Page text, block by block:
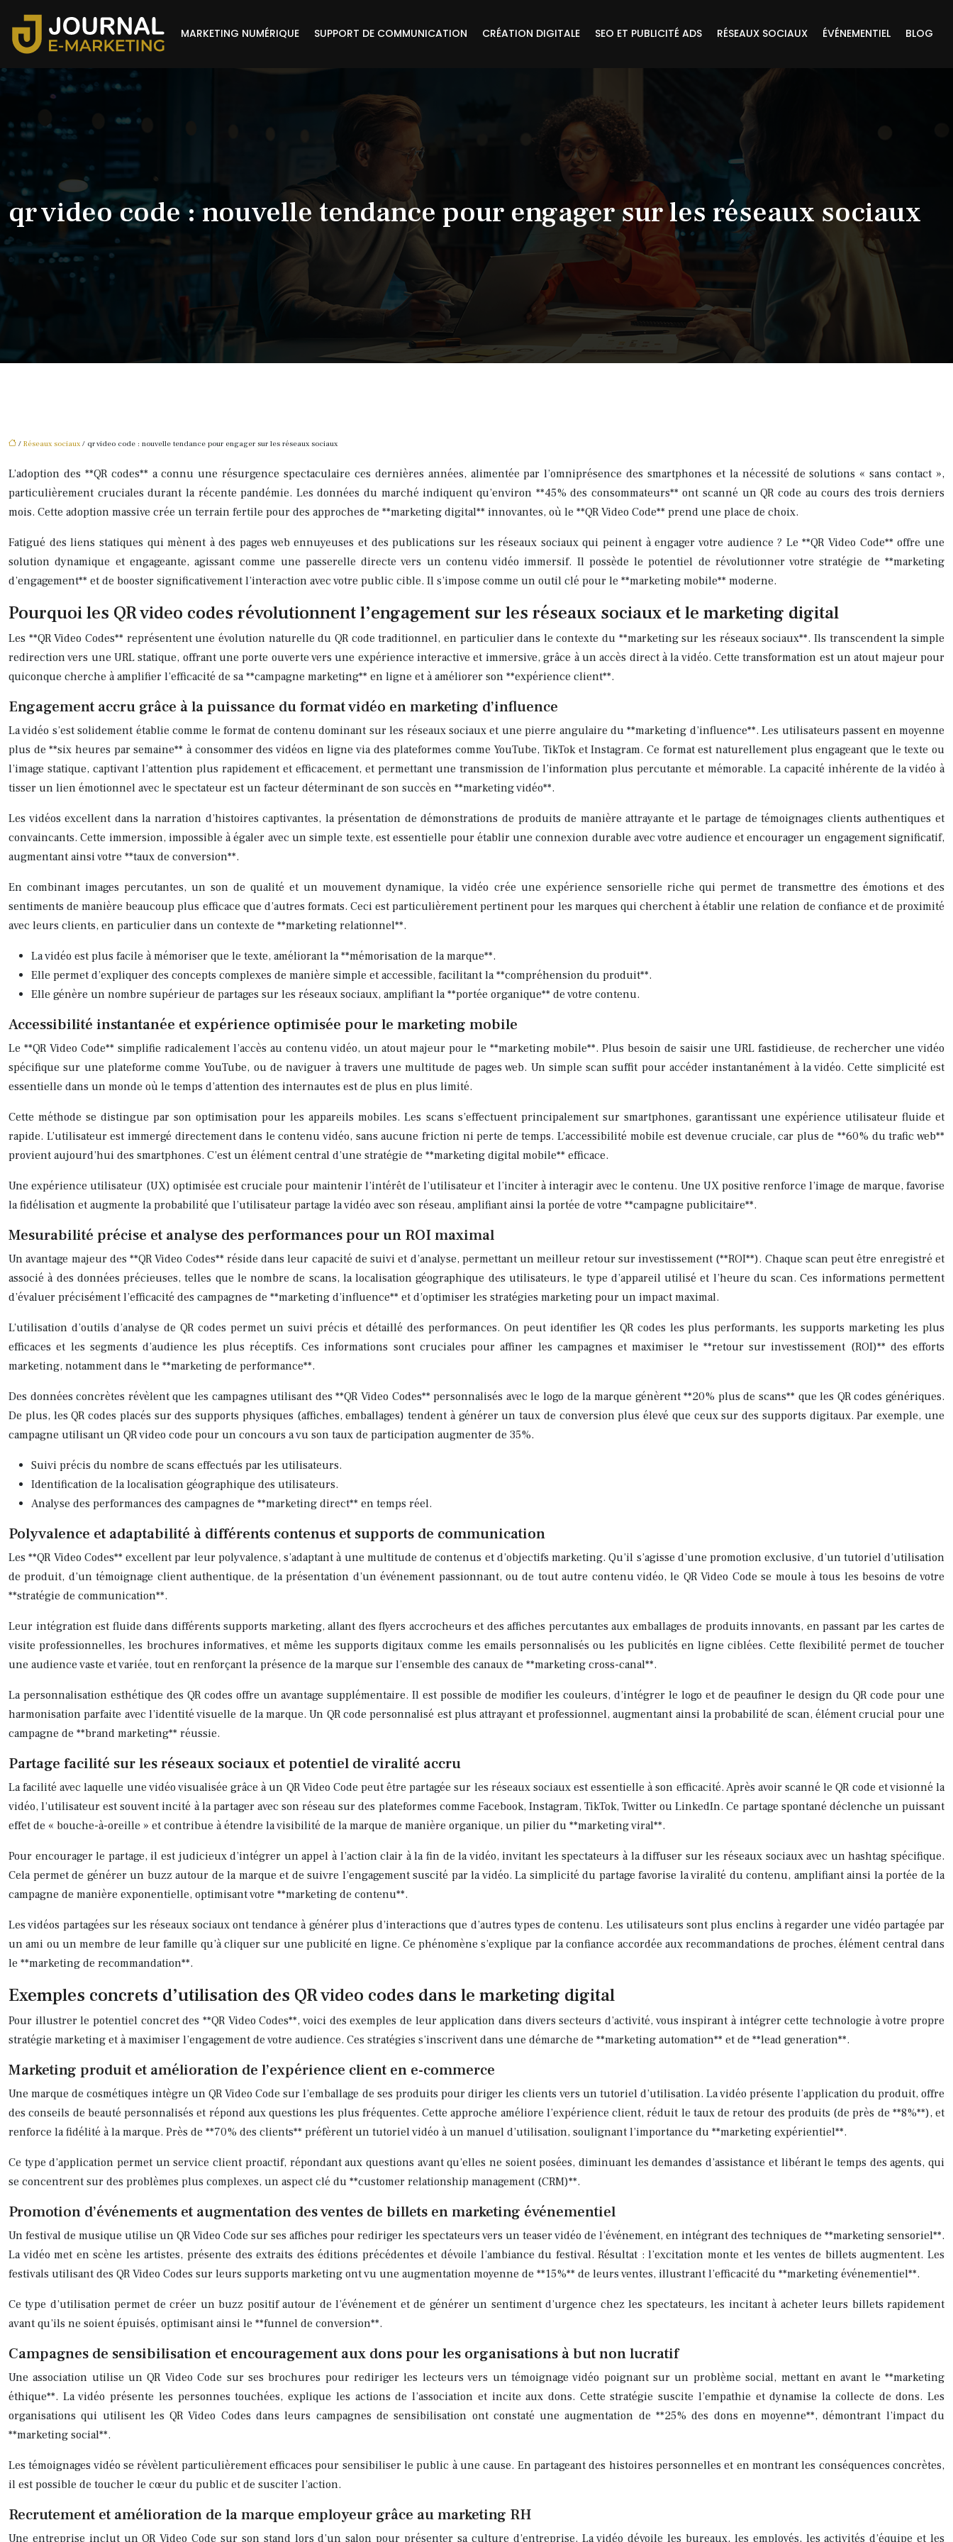
MARKETING NUMÉRIQUE SUPPORT DE COMMUNICATION CRÉATION DIGITALE SEO ET PUBLICITÉ ADS RÉSEAUX SOCIAUX ÉVÉNEMENTIEL BLOG
qr video code : nouvelle tendance pour engager sur les réseaux sociaux
/ Réseaux sociaux/ qr video code : nouvelle tendance pour engager sur les réseaux sociaux
L’adoption des **QR codes** a connu une résurgence spectaculaire ces dernières années, alimentée par l’omniprésence des smartphones et la nécessité de solutions « sans contact »,
particulièrement cruciales durant la récente pandémie. Les données du marché indiquent qu’environ **45% des consommateurs** ont scanné un QR code au cours des trois derniers
mois. Cette adoption massive crée un terrain fertile pour des approches de **marketing digital** innovantes, où le **QR Video Code** prend une place de choix.
Fatigué des liens statiques qui mènent à des pages web ennuyeuses et des publications sur les réseaux sociaux qui peinent à engager votre audience ? Le **QR Video Code** offre une
solution dynamique et engageante, agissant comme une passerelle directe vers un contenu vidéo immersif. Il possède le potentiel de révolutionner votre stratégie de **marketing
d’engagement** et de booster significativement l’interaction avec votre public cible. Il s’impose comme un outil clé pour le **marketing mobile** moderne.
Pourquoi les QR video codes révolutionnent l’engagement sur les réseaux sociaux et le marketing digital
Les **QR Video Codes** représentent une évolution naturelle du QR code traditionnel, en particulier dans le contexte du **marketing sur les réseaux sociaux**. Ils transcendent la simple
redirection vers une URL statique, offrant une porte ouverte vers une expérience interactive et immersive, grâce à un accès direct à la vidéo. Cette transformation est un atout majeur pour
quiconque cherche à amplifier l’efficacité de sa **campagne marketing** en ligne et à améliorer son **expérience client**.
Engagement accru grâce à la puissance du format vidéo en marketing d’influence
La vidéo s’est solidement établie comme le format de contenu dominant sur les réseaux sociaux et une pierre angulaire du **marketing d’influence**. Les utilisateurs passent en moyenne
plus de **six heures par semaine** à consommer des vidéos en ligne via des plateformes comme YouTube, TikTok et Instagram. Ce format est naturellement plus engageant que le texte ou
l’image statique, captivant l’attention plus rapidement et efficacement, et permettant une transmission de l’information plus percutante et mémorable. La capacité inhérente de la vidéo à
tisser un lien émotionnel avec le spectateur est un facteur déterminant de son succès en **marketing vidéo**.
Les vidéos excellent dans la narration d’histoires captivantes, la présentation de démonstrations de produits de manière attrayante et le partage de témoignages clients authentiques et
convaincants. Cette immersion, impossible à égaler avec un simple texte, est essentielle pour établir une connexion durable avec votre audience et encourager un engagement significatif,
augmentant ainsi votre **taux de conversion**.
En combinant images percutantes, un son de qualité et un mouvement dynamique, la vidéo crée une expérience sensorielle riche qui permet de transmettre des émotions et des
sentiments de manière beaucoup plus efficace que d’autres formats. Ceci est particulièrement pertinent pour les marques qui cherchent à établir une relation de confiance et de proximité
avec leurs clients, en particulier dans un contexte de **marketing relationnel**.
La vidéo est plus facile à mémoriser que le texte, améliorant la **mémorisation de la marque**.
Elle permet d’expliquer des concepts complexes de manière simple et accessible, facilitant la **compréhension du produit**.
Elle génère un nombre supérieur de partages sur les réseaux sociaux, amplifiant la **portée organique** de votre contenu.
Accessibilité instantanée et expérience optimisée pour le marketing mobile
Le **QR Video Code** simplifie radicalement l’accès au contenu vidéo, un atout majeur pour le **marketing mobile**. Plus besoin de saisir une URL fastidieuse, de rechercher une vidéo
spécifique sur une plateforme comme YouTube, ou de naviguer à travers une multitude de pages web. Un simple scan suffit pour accéder instantanément à la vidéo. Cette simplicité est
essentielle dans un monde où le temps d’attention des internautes est de plus en plus limité.
Cette méthode se distingue par son optimisation pour les appareils mobiles. Les scans s’effectuent principalement sur smartphones, garantissant une expérience utilisateur fluide et
rapide. L’utilisateur est immergé directement dans le contenu vidéo, sans aucune friction ni perte de temps. L’accessibilité mobile est devenue cruciale, car plus de **60% du trafic web**
provient aujourd’hui des smartphones. C’est un élément central d’une stratégie de **marketing digital mobile** efficace.
Une expérience utilisateur (UX) optimisée est cruciale pour maintenir l’intérêt de l’utilisateur et l’inciter à interagir avec le contenu. Une UX positive renforce l’image de marque, favorise
la fidélisation et augmente la probabilité que l’utilisateur partage la vidéo avec son réseau, amplifiant ainsi la portée de votre **campagne publicitaire**.
Mesurabilité précise et analyse des performances pour un ROI maximal
Un avantage majeur des **QR Video Codes** réside dans leur capacité de suivi et d’analyse, permettant un meilleur retour sur investissement (**ROI**). Chaque scan peut être enregistré et
associé à des données précieuses, telles que le nombre de scans, la localisation géographique des utilisateurs, le type d’appareil utilisé et l’heure du scan. Ces informations permettent
d’évaluer précisément l’efficacité des campagnes de **marketing d’influence** et d’optimiser les stratégies marketing pour un impact maximal.
L’utilisation d’outils d’analyse de QR codes permet un suivi précis et détaillé des performances. On peut identifier les QR codes les plus performants, les supports marketing les plus
efficaces et les segments d’audience les plus réceptifs. Ces informations sont cruciales pour affiner les campagnes et maximiser le **retour sur investissement (ROI)** des efforts
marketing, notamment dans le **marketing de performance**.
Des données concrètes révèlent que les campagnes utilisant des **QR Video Codes** personnalisés avec le logo de la marque génèrent **20% plus de scans** que les QR codes génériques.
De plus, les QR codes placés sur des supports physiques (affiches, emballages) tendent à générer un taux de conversion plus élevé que ceux sur des supports digitaux. Par exemple, une
campagne utilisant un QR video code pour un concours a vu son taux de participation augmenter de 35%.
Suivi précis du nombre de scans effectués par les utilisateurs.
Identification de la localisation géographique des utilisateurs.
Analyse des performances des campagnes de **marketing direct** en temps réel.
Polyvalence et adaptabilité à différents contenus et supports de communication
Les **QR Video Codes** excellent par leur polyvalence, s’adaptant à une multitude de contenus et d’objectifs marketing. Qu’il s’agisse d’une promotion exclusive, d’un tutoriel d’utilisation
de produit, d’un témoignage client authentique, de la présentation d’un événement passionnant, ou de tout autre contenu vidéo, le QR Video Code se moule à tous les besoins de votre
**stratégie de communication**.
Leur intégration est fluide dans différents supports marketing, allant des flyers accrocheurs et des affiches percutantes aux emballages de produits innovants, en passant par les cartes de
visite professionnelles, les brochures informatives, et même les supports digitaux comme les emails personnalisés ou les publicités en ligne ciblées. Cette flexibilité permet de toucher
une audience vaste et variée, tout en renforçant la présence de la marque sur l’ensemble des canaux de **marketing cross-canal**.
La personnalisation esthétique des QR codes offre un avantage supplémentaire. Il est possible de modifier les couleurs, d’intégrer le logo et de peaufiner le design du QR code pour une
harmonisation parfaite avec l’identité visuelle de la marque. Un QR code personnalisé est plus attrayant et professionnel, augmentant ainsi la probabilité de scan, élément crucial pour une
campagne de **brand marketing** réussie.
Partage facilité sur les réseaux sociaux et potentiel de viralité accru
La facilité avec laquelle une vidéo visualisée grâce à un QR Video Code peut être partagée sur les réseaux sociaux est essentielle à son efficacité. Après avoir scanné le QR code et visionné la
vidéo, l’utilisateur est souvent incité à la partager avec son réseau sur des plateformes comme Facebook, Instagram, TikTok, Twitter ou LinkedIn. Ce partage spontané déclenche un puissant
effet de « bouche-à-oreille » et contribue à étendre la visibilité de la marque de manière organique, un pilier du **marketing viral**.
Pour encourager le partage, il est judicieux d’intégrer un appel à l’action clair à la fin de la vidéo, invitant les spectateurs à la diffuser sur les réseaux sociaux avec un hashtag spécifique.
Cela permet de générer un buzz autour de la marque et de suivre l’engagement suscité par la vidéo. La simplicité du partage favorise la viralité du contenu, amplifiant ainsi la portée de la
campagne de manière exponentielle, optimisant votre **marketing de contenu**.
Les vidéos partagées sur les réseaux sociaux ont tendance à générer plus d’interactions que d’autres types de contenu. Les utilisateurs sont plus enclins à regarder une vidéo partagée par
un ami ou un membre de leur famille qu’à cliquer sur une publicité en ligne. Ce phénomène s’explique par la confiance accordée aux recommandations de proches, élément central dans
le **marketing de recommandation**.
Exemples concrets d’utilisation des QR video codes dans le marketing digital
Pour illustrer le potentiel concret des **QR Video Codes**, voici des exemples de leur application dans divers secteurs d’activité, vous inspirant à intégrer cette technologie à votre propre
stratégie marketing et à maximiser l’engagement de votre audience. Ces stratégies s’inscrivent dans une démarche de **marketing automation** et de **lead generation**.
Marketing produit et amélioration de l’expérience client en e-commerce
Une marque de cosmétiques intègre un QR Video Code sur l’emballage de ses produits pour diriger les clients vers un tutoriel d’utilisation. La vidéo présente l’application du produit, offre
des conseils de beauté personnalisés et répond aux questions les plus fréquentes. Cette approche améliore l’expérience client, réduit le taux de retour des produits (de près de **8%**), et
renforce la fidélité à la marque. Près de **70% des clients** préfèrent un tutoriel vidéo à un manuel d’utilisation, soulignant l’importance du **marketing expérientiel**.
Ce type d’application permet un service client proactif, répondant aux questions avant qu’elles ne soient posées, diminuant les demandes d’assistance et libérant le temps des agents, qui
se concentrent sur des problèmes plus complexes, un aspect clé du **customer relationship management (CRM)**.
Promotion d’événements et augmentation des ventes de billets en marketing événementiel
Un festival de musique utilise un QR Video Code sur ses affiches pour rediriger les spectateurs vers un teaser vidéo de l’événement, en intégrant des techniques de **marketing sensoriel**.
La vidéo met en scène les artistes, présente des extraits des éditions précédentes et dévoile l’ambiance du festival. Résultat : l’excitation monte et les ventes de billets augmentent. Les
festivals utilisant des QR Video Codes sur leurs supports marketing ont vu une augmentation moyenne de **15%** de leurs ventes, illustrant l’efficacité du **marketing événementiel**.
Ce type d’utilisation permet de créer un buzz positif autour de l’événement et de générer un sentiment d’urgence chez les spectateurs, les incitant à acheter leurs billets rapidement
avant qu’ils ne soient épuisés, optimisant ainsi le **funnel de conversion**.
Campagnes de sensibilisation et encouragement aux dons pour les organisations à but non lucratif
Une association utilise un QR Video Code sur ses brochures pour rediriger les lecteurs vers un témoignage vidéo poignant sur un problème social, mettant en avant le **marketing
éthique**. La vidéo présente les personnes touchées, explique les actions de l’association et incite aux dons. Cette stratégie suscite l’empathie et dynamise la collecte de dons. Les
organisations qui utilisent les QR Video Codes dans leurs campagnes de sensibilisation ont constaté une augmentation de **25% des dons en moyenne**, démontrant l’impact du
**marketing social**.
Les témoignages vidéo se révèlent particulièrement efficaces pour sensibiliser le public à une cause. En partageant des histoires personnelles et en montrant les conséquences concrètes,
il est possible de toucher le cœur du public et de susciter l’action.
Recrutement et amélioration de la marque employeur grâce au marketing RH
Une entreprise inclut un QR Video Code sur son stand lors d’un salon pour présenter sa culture d’entreprise. La vidéo dévoile les bureaux, les employés, les activités d’équipe et les